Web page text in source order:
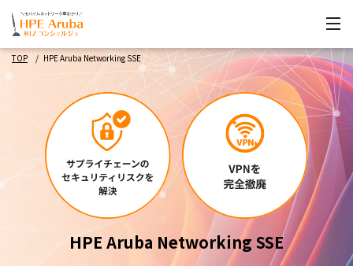
TOP HPE Aruba Networking SSE
HPE Aruba Networking SSE